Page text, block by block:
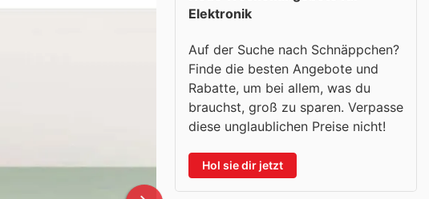
Elektronik
Auf der Suche nach Schnäppchen?
Finde die besten Angebote und
Rabatte, um bei allem, was du
brauchst, groß zu sparen. Verpasse
diese unglaublichen Preise nicht!
Hol sie dir jetzt